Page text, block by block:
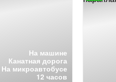
На машине
Канатная дорога
На микроавтобусе
12 часов